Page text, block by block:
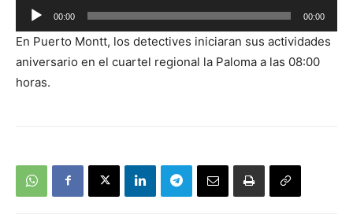
Reproductor
de
audio
00:00 00:00
En Puerto Montt, los detectives iniciaran sus actividades
aniversario en el cuartel regional la Paloma a las 08:00
horas.